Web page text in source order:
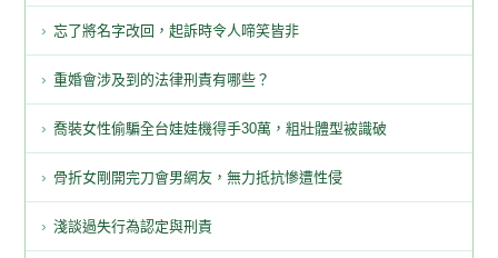
忘了將名字改回，起訴時令人啼笑皆非
重婚會涉及到的法律刑責有哪些？
喬裝女性偷騙全台娃娃機得手30萬，粗壯體型被識破
骨折女剛開完刀會男網友，無力抵抗慘遭性侵
淺談過失行為認定與刑責